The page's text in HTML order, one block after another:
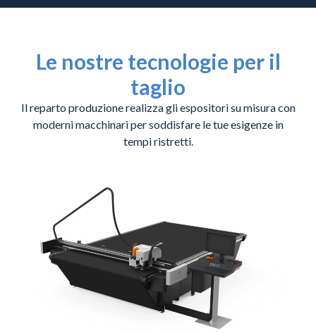
Le nostre tecnologie per il
taglio
Il reparto produzione realizza gli espositori su misura con
moderni macchinari per soddisfare le tue esigenze in
tempi ristretti.